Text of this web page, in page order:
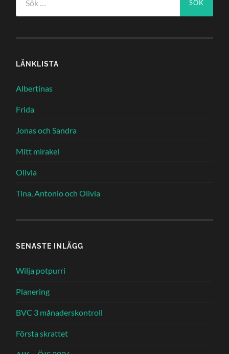
efter:
LÄNKLISTA
Albertinas
Frida
Jonas och Sandra
Mitt mirakel
Olivia
Tina, Antonio och Olivia
SENASTE INLÄGG
Wilja potpurri
Planering
BVC 3 månaderskontroll
Första skrattet